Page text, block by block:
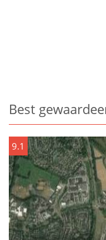
Best
9.1